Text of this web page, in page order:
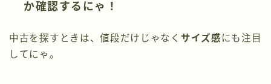
か確認するにゃ！
中古を探すときは、値段だけじゃなく サイズ感 にも注目
してにゃ。